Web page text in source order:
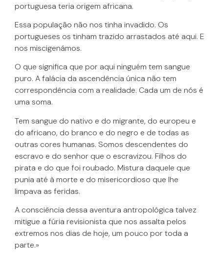
portuguesa teria origem africana.
Essa população não nos tinha invadido. Os
portugueses os tinham trazido arrastados até aqui. E
nos miscigenámos.
O que significa que por aqui ninguém tem sangue
puro. A falácia da ascendência única não tem
correspondência com a realidade. Cada um de nós é
uma soma.
Tem sangue do nativo e do migrante, do europeu e
do africano, do branco e do negro e de todas as
outras cores humanas. Somos descendentes do
escravo e do senhor que o escravizou. Filhos do
pirata e do que foi roubado. Mistura daquele que
punia até à morte e do misericordioso que lhe
limpava as feridas.
A consciência dessa aventura antropológica talvez
mitigue a fúria revisionista que nos assalta pelos
extremos nos dias de hoje, um pouco por toda a
parte.»